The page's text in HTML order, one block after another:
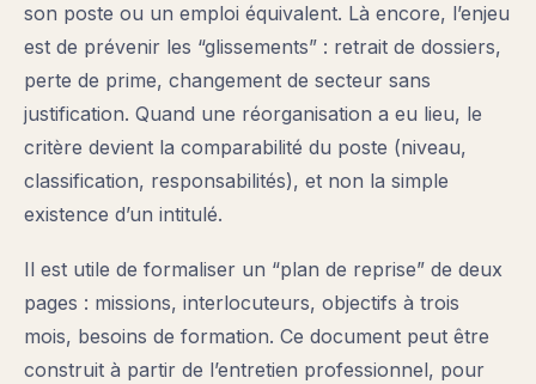
son poste ou un emploi équivalent. Là encore, l’enjeu
est de prévenir les “glissements” : retrait de dossiers,
perte de prime, changement de secteur sans
justification. Quand une réorganisation a eu lieu, le
critère devient la comparabilité du poste (niveau,
classification, responsabilités), et non la simple
existence d’un intitulé.
Il est utile de formaliser un “plan de reprise” de deux
pages : missions, interlocuteurs, objectifs à trois
mois, besoins de formation. Ce document peut être
construit à partir de l’entretien professionnel, pour